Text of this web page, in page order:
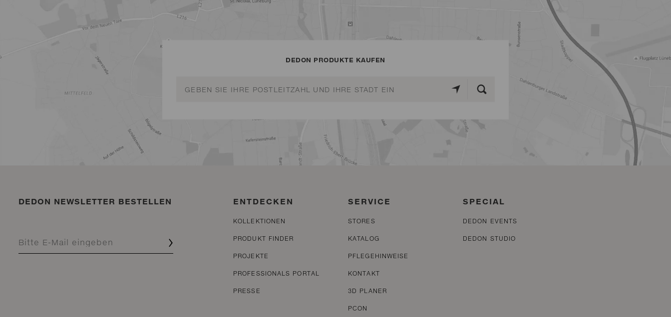
DEDON PRODUKTE KAUFEN
DEDON NEWSLETTER BESTELLEN ENTDECKEN
KOLLEKTIONEN
PRODUKT FINDER
PROJEKTE
PROFESSIONALS PORTAL
PRESSE
SERVICE
STORES
KATALOG
PFLEGEHINWEISE
KONTAKT
3D PLANER
PCON
SPECIAL
DEDON EVENTS
DEDON STUDIO